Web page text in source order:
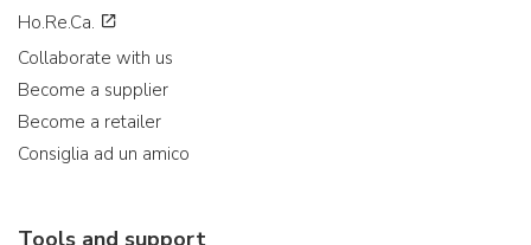
Ho.Re.Ca.
Collaborate with us
Become a supplier
Become a retailer
Consiglia ad un amico
Tools and support